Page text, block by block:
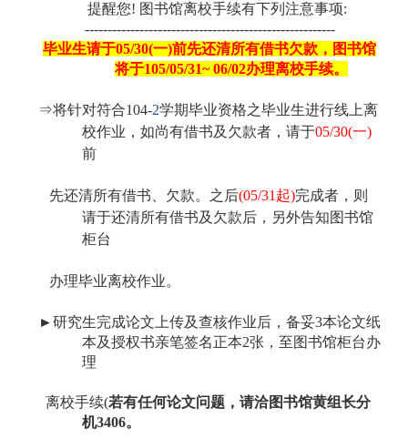
提醒您! 图书馆离校手续有下列注意事项:
-------------------------------------------------------
毕业生请于05/30(一)前先还清所有借书欠款，图书馆
将于105/05/31~ 06/02办理离校手续。
⇒将针对符合104-2学期毕业资格之毕业生进行线上离
校作业，如尚有借书及欠款者，请于05/30(一)
前
先还清所有借书、欠款。 之后(05/31 起)完成者，则
请于还清所有借书及欠款后，另外告知图书馆
柜台
办理毕业离校作业。
►研究生完成论文上传及查核作业后，备妥3本论文纸
本及授权书亲笔签名正本2张，至图书馆柜台办
理
离校手续(若有任何论文问题，请洽图书馆黄组长分
机3406。